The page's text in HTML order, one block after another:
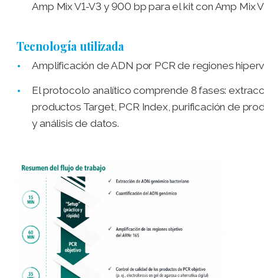
Amp Mix V1-V3 y 900 bp para el kit con Amp Mix
Tecnología utilizada
Amplificación de ADN por PCR de regiones
El protocolo analítico comprende 8 fases:
productos Target, PCR Index, purificación de
y análisis de datos.